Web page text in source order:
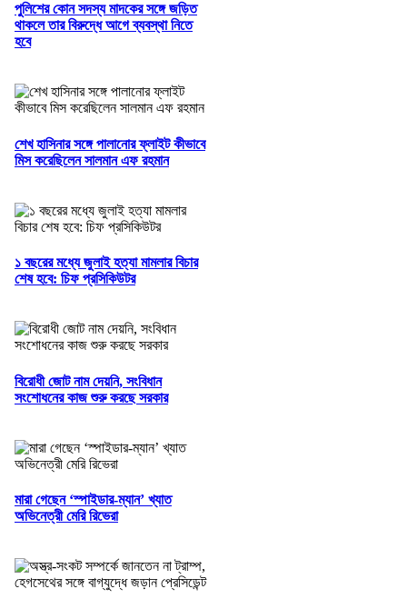
পুলিশের কোন সদস্য মাদকের সঙ্গে জড়িত
থাকলে তার বিরুদ্ধে আগে ব্যবস্থা নিতে
হবে
শেখ হাসিনার সঙ্গে পালানোর ফ্লাইট কীভাবে
মিস করেছিলেন সালমান এফ রহমান
১ বছরের মধ্যে জুলাই হত্যা মামলার বিচার
শেষ হবে: চিফ প্রসিকিউটর
বিরোধী জোট নাম দেয়নি, সংবিধান
সংশোধনের কাজ শুরু করছে সরকার
মারা গেছেন ‘স্পাইডার-ম্যান’ খ্যাত
অভিনেত্রী মেরি রিভেরা